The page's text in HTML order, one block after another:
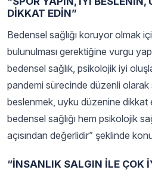
DİKKAT EDİN”
Bedensel sağlığı koruyor olmak
bulunulması gerektiğine vurgu
bedensel sağlık, psikolojik iyi
pandemi sürecinde düzenli
beslenmek, uyku düzenine dikkat
bedensel sağlığı hem psikolojik
açısından değerlidir” şeklinde
“İNSANLIK SALGIN İLE ÇOK